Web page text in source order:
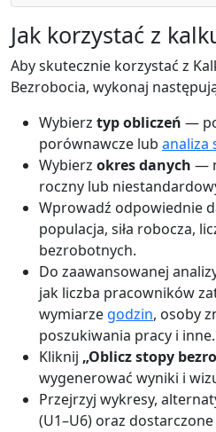
Jak korzystać z
Aby skutecznie korzystać z
Bezrobocia, wykonaj
Wybierz typ obliczeń —
porównawcze lub analiza
Wybierz okres danych —
roczny lub
Wprowadź odpowiednie
populacja, siła robocza,
bezrobotnych.
Do zaawansowanej
jak liczba pracowników
wymiarze godzin, osoby
poszukiwania pracy i inne.
Kliknij „Oblicz stopy
wygenerować wyniki i
Przejrzyj wykresy,
(U1–U6) oraz